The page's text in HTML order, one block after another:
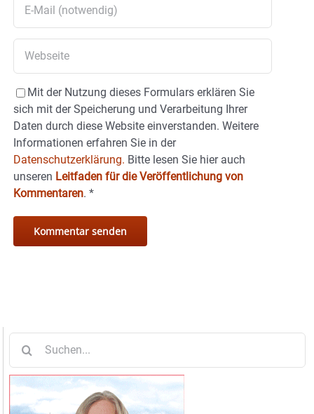
Mit der Nutzung dieses Formulars erklären Sie
sich mit der Speicherung und Verarbeitung Ihrer
Daten durch diese Website einverstanden. Weitere
Informationen erfahren Sie in der
Datenschutzerklärung. Bitte lesen Sie hier auch
unseren Leitfaden für die Veröffentlichung von
Kommentaren. *
nach: